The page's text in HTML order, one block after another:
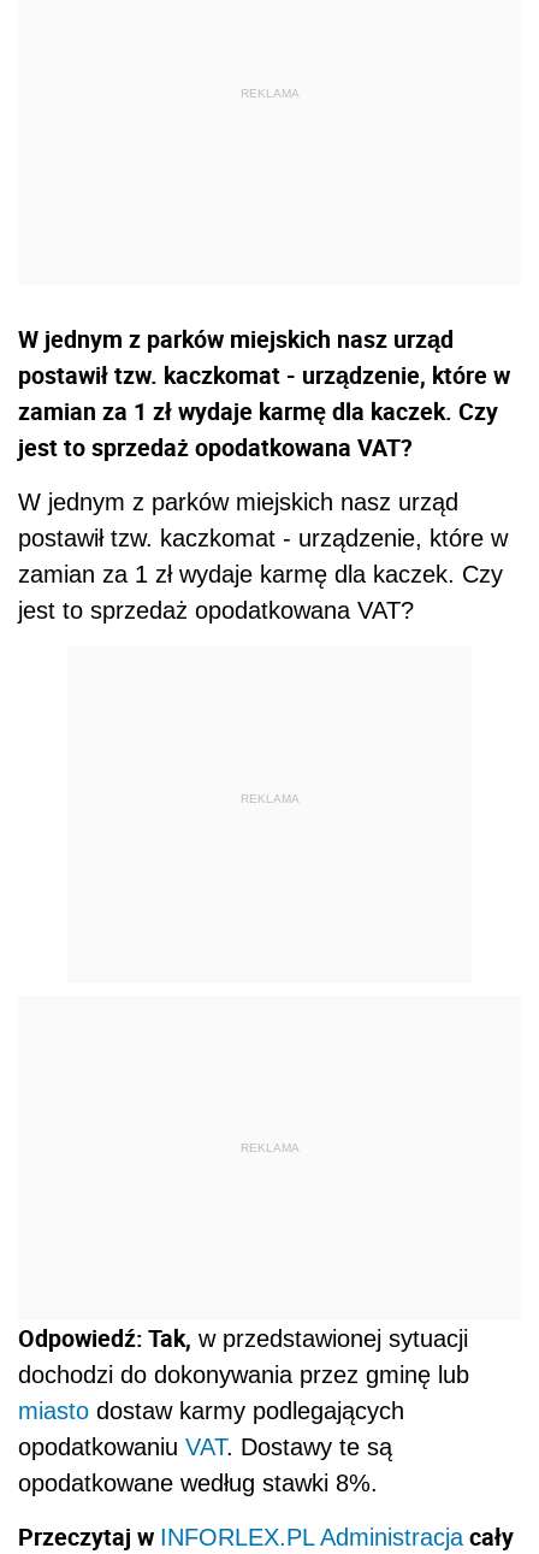
W jednym z parków miejskich nasz urząd
postawił tzw. kaczkomat - urządzenie, które w
zamian za 1 zł wydaje karmę dla kaczek. Czy
jest to sprzedaż opodatkowana VAT?
W jednym z parków miejskich nasz urząd
postawił tzw. kaczkomat - urządzenie, które w
zamian za 1 zł wydaje karmę dla kaczek. Czy
jest to sprzedaż opodatkowana VAT?
REKLAMA
REKLAMA
Odpowiedź: Tak, w przedstawionej sytuacji
dochodzi do dokonywania przez gminę lub
miasto dostaw karmy podlegających
opodatkowaniu VAT. Dostawy te są
opodatkowane według stawki 8%.
Przeczytaj w INFORLEX.PL Administracja cały